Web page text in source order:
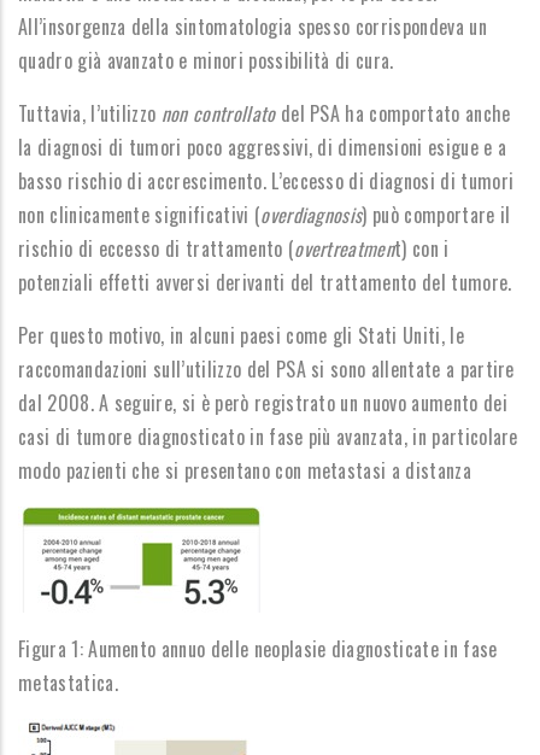
All’insorgenza della sintomatologia spesso corrispondeva un
quadro già avanzato e minori possibilità di cura.
Tuttavia, l’utilizzo non controllatodel PSA ha comportato anche
la diagnosi di tumori poco aggressivi, di dimensioni esigue e a
basso rischio di accrescimento. L’eccesso di diagnosi di tumori
non clinicamente significativi (overdiagnosis) può comportare il
rischio di eccesso di trattamento (overtreatment) con i
potenziali effetti avversi derivanti del trattamento del tumore.
Per questo motivo, in alcuni paesi come gli Stati Uniti, le
raccomandazioni sull’utilizzo del PSA si sono allentate a partire
dal 2008. A seguire, si è però registrato un nuovo aumento dei
casi di tumore diagnosticato in fase più avanzata, in particolare
modo pazienti che si presentano con metastasi a distanza
Figura 1: Aumento annuo delle neoplasie diagnosticate in fase
metastatica.